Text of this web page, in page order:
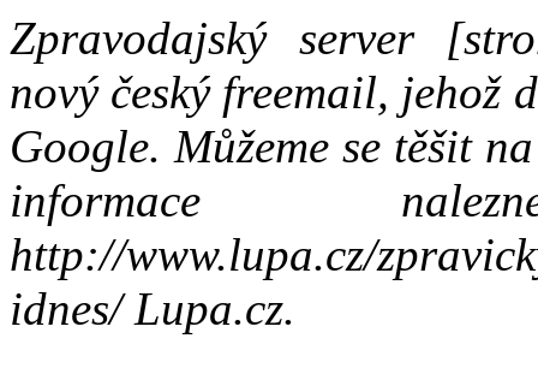
Zpravodajský server
nový český freemail, jehož
Google. Můžeme se těšit
informace
http://www.lupa.cz/
idnes/ Lupa.cz.